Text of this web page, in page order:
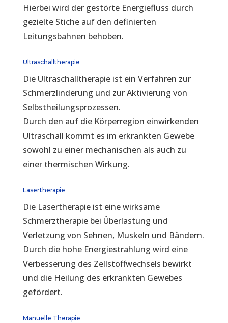
Hierbei wird der gestörte Energiefluss durch
gezielte Stiche auf den definierten
Leitungsbahnen behoben.
Ultraschalltherapie
Die Ultraschalltherapie ist ein Verfahren zur
Schmerzlinderung und zur Aktivierung von
Selbstheilungsprozessen.
Durch den auf die Körperregion einwirkenden
Ultraschall kommt es im erkrankten Gewebe
sowohl zu einer mechanischen als auch zu
einer thermischen Wirkung.
Lasertherapie
Die Lasertherapie ist eine wirksame
Schmerztherapie bei Überlastung und
Verletzung von Sehnen, Muskeln und Bändern.
Durch die hohe Energiestrahlung wird eine
Verbesserung des Zellstoffwechsels bewirkt
und die Heilung des erkrankten Gewebes
gefördert.
Manuelle Therapie